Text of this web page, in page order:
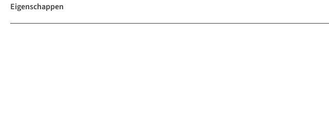
Eigenschappen